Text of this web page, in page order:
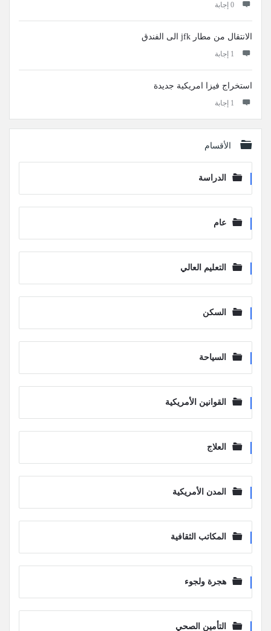
‫0 إجابة
الانتقال من مطار jfk الى الفندق
‫1 إجابة
استخراج فيزا امريكية جديدة
‫1 إجابة
الأقسام
الدراسة
عام
التعليم العالي
السكن
السياحة
القوانين الأمريكية
العلاج
المدن الأمريكية
المكاتب الثقافية
هجرة ولجوء
التأمين الصحي